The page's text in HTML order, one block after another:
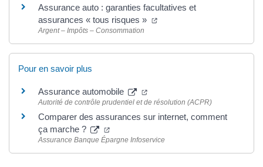
Assurance auto : garanties facultatives et
assurances « tous risques »
Argent – Impôts – Consommation
Pour en savoir plus
Assurance automobile
Autorité de contrôle prudentiel et de résolution (ACPR)
Comparer des assurances sur internet, comment
ça marche ?
Assurance Banque Épargne Infoservice